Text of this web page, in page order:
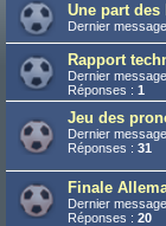
Une part
Dernier
Rapport
Dernier
Réponses : 1
Jeu des
Dernier
Réponses : 31
Finale
Dernier
Réponses : 20